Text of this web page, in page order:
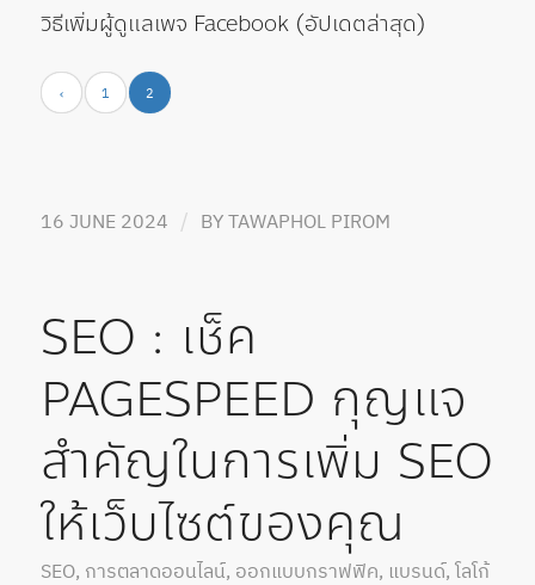
วิธีเพิ่มผู้ดูแลเพจ Facebook (อัปเดตล่าสุด)
‹ 1 2
16 JUNE 2024 / BYTAWAPHOL PIROM
SEO : เช็ค
PAGESPEED กุญแจ
สำคัญในการเพิ่ม SEO
ให้เว็บไซต์ของคุณ
SEO, การตลาดออนไลน์, ออกแบบกราฟฟิค, แบรนด์, โลโก้